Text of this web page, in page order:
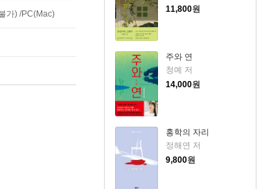
11,800원
주와 연
청예 저
14,000원
홍학의 자리
정해연 저
9,800원
가) /PC(Mac)